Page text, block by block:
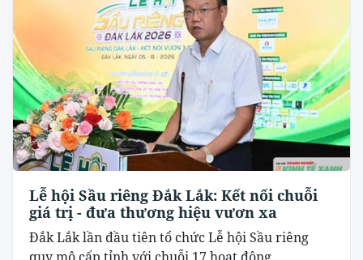
Lễ hội Sầu riêng Đắk Lắk: Kết nối chuỗi
giá trị - đưa thương hiệu vươn xa
Đắk Lắk lần đầu tiên tổ chức Lễ hội Sầu riêng
quy mô cấp tỉnh với chuỗi 17 hoạt động...